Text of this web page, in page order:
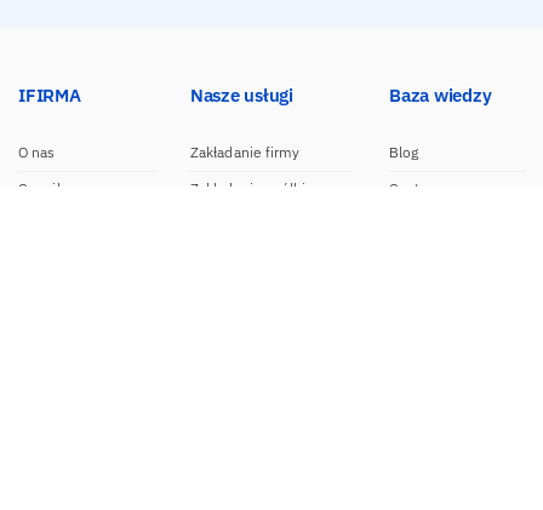
IFIRMA
O nas
Cennik
Nasze usługi
Zakładanie firmy
Zakładanie spółki
Baza wiedzy
Blog
Centrum pomocy